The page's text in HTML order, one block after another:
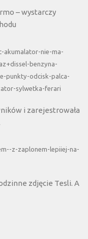
– wystarczy
akumalator-nie-ma-
benzyna-
punkty-odcisk-palca-
sylwetka-ferari
i zarejestrowała
z-zaplonem-lepiiej-na-
zdjęcie Tesli. A